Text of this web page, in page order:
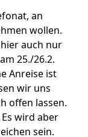
an
wollen.
auch nur
25./26.2.
Anreise ist
wir uns
offen lassen.
wird aber
sein.